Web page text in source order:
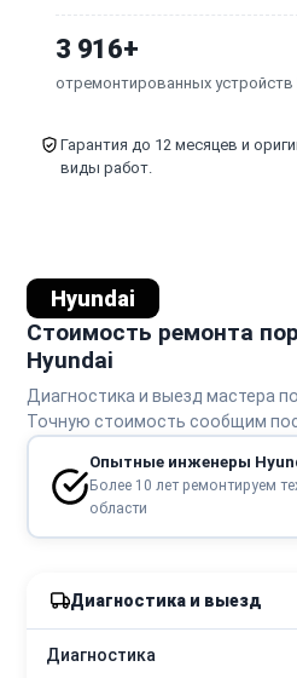
3 916+
отремонтированных устройств
Гарантия до 12 месяцев и
виды работ.
Hyundai
Стоимость ремонта
Hyundai
Диагностика и выезд мастера
Точную стоимость сообщим
Опытные инженеры
Более 10 лет ремонтируем
области
Диагностика и выезд
Диагностика